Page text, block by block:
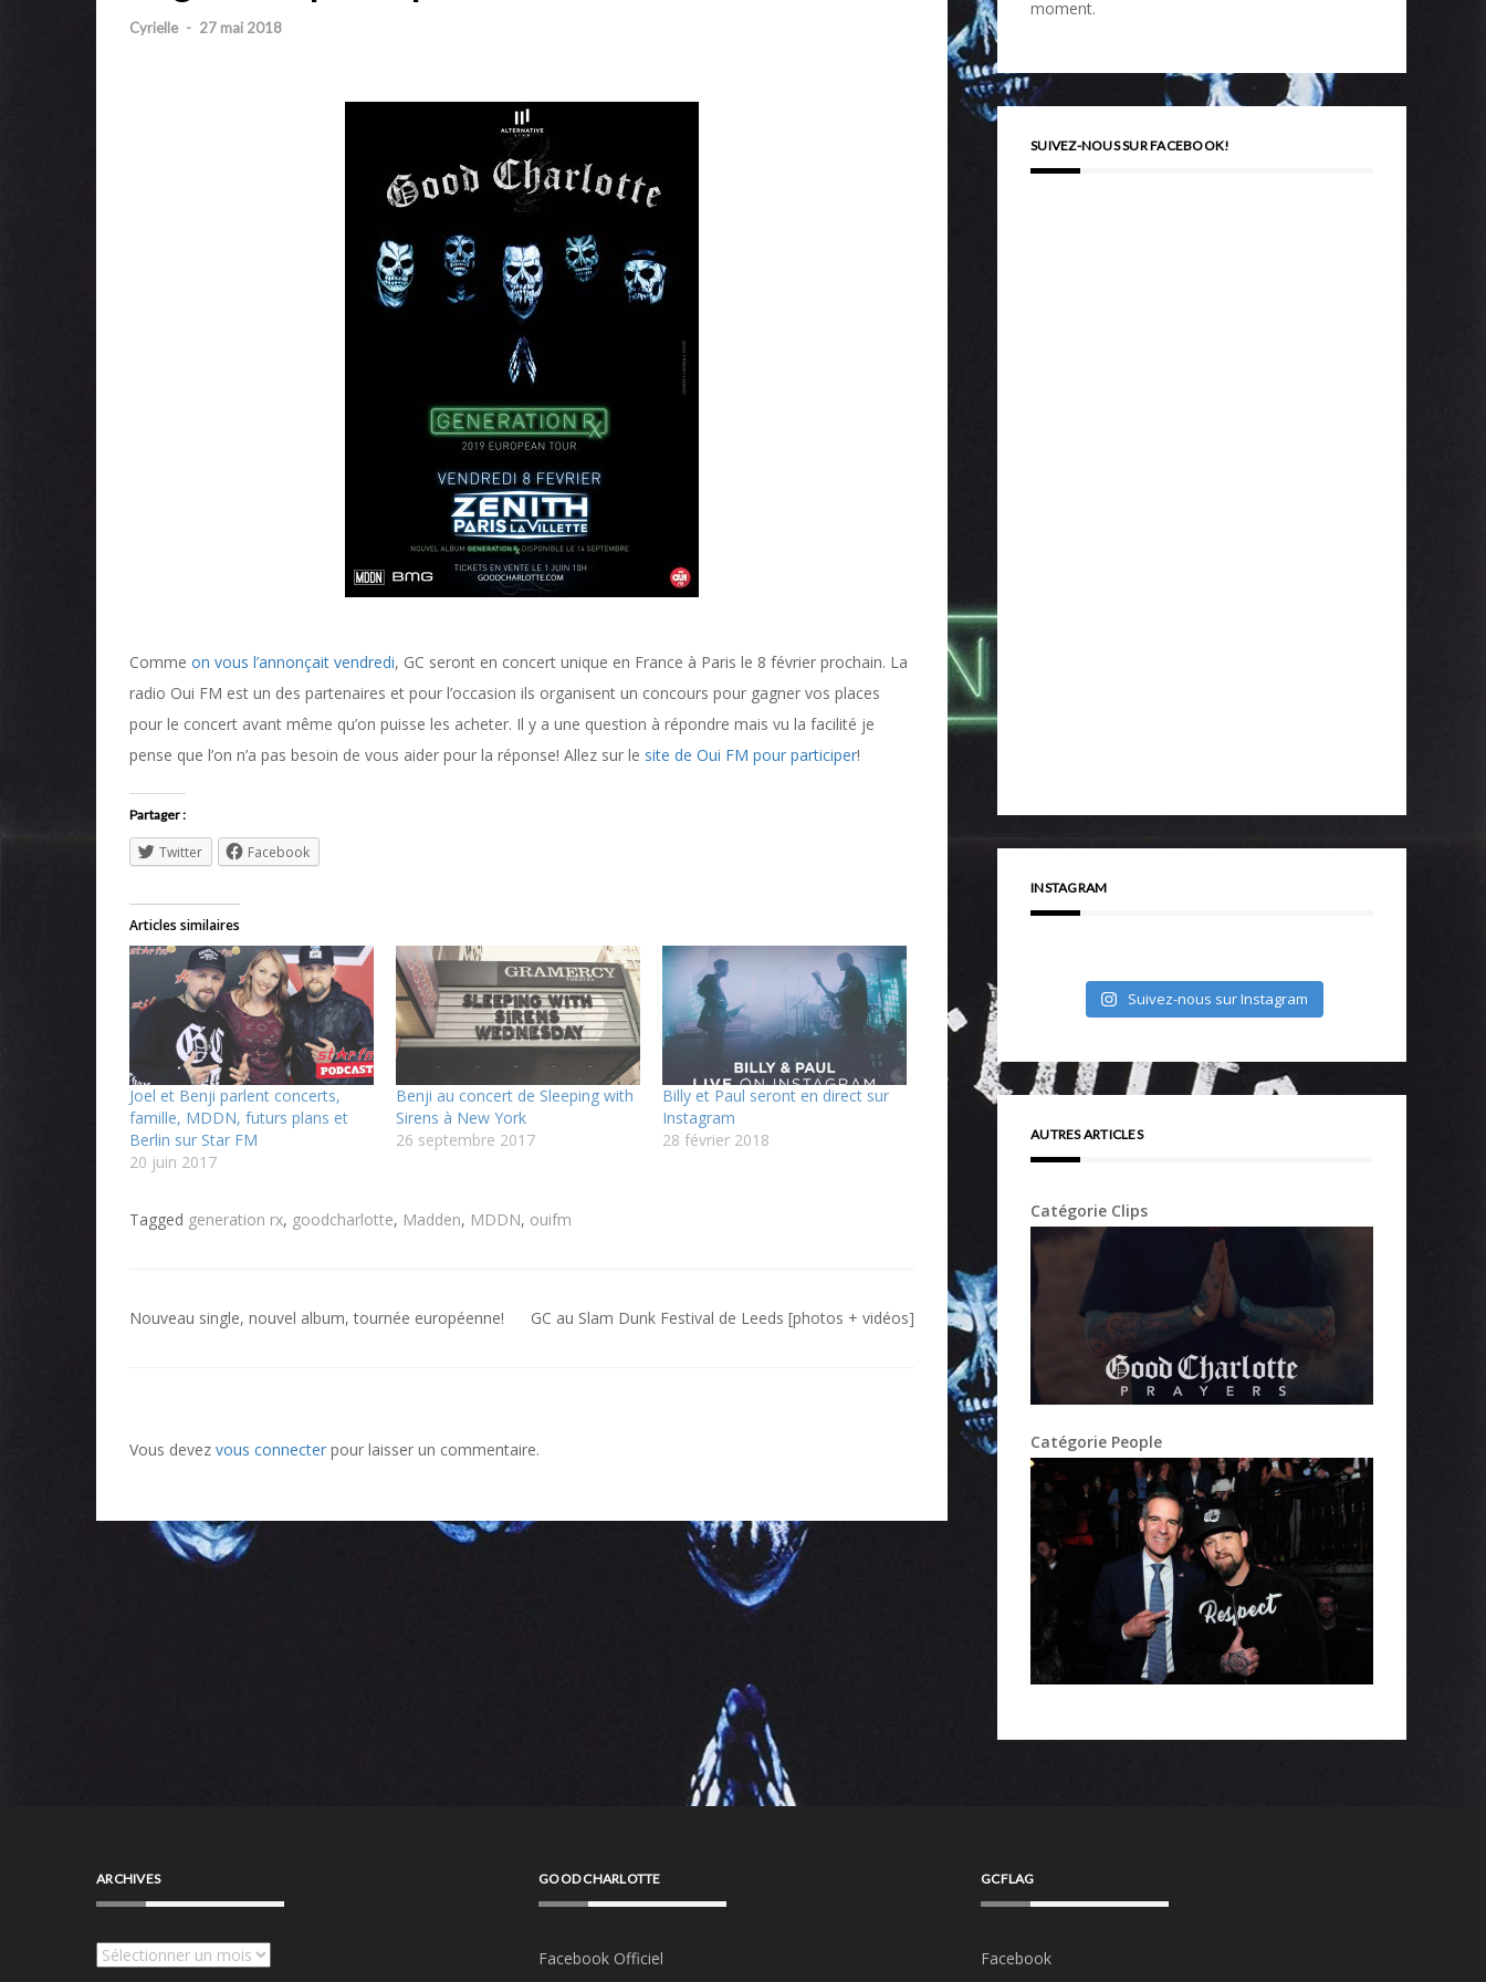
Cyrielle - 27 mai 2018
Comme on vous l’annonçait vendredi, GC seront en concert unique en France à Paris le 8 février prochain. La
radio Oui FM est un des partenaires et pour l’occasion ils organisent un concours pour gagner vos places
pour le concert avant même qu’on puisse les acheter. Il y a une question à répondre mais vu la facilité je
pense que l’on n’a pas besoin de vous aider pour la réponse! Allez sur le site de Oui FM pour participer!
Partager :
Twitter Facebook
Articles similaires
Joel et Benji parlent concerts,
famille, MDDN, futurs plans et
Berlin sur Star FM
20 juin 2017
Benji au concert de Sleeping with
Sirens à New York
26 septembre 2017
Billy et Paul seront en direct sur
Instagram
28 février 2018
Tagged generation rx, goodcharlotte, Madden, MDDN, ouifm
Navigation
Nouveau single, nouvel album, tournée européenne! GC au Slam Dunk Festival de Leeds [photos + vidéos]
Vous devez vous connecter pour laisser un commentaire.
moment.
SUIVEZ-NOUS SUR FACEBOOK!
INSTAGRAM
Suivez-nous sur Instagram
AUTRES ARTICLES
Catégorie Clips
Catégorie People
ARCHIVES
Archives
GOOD CHARLOTTE
Facebook Officiel
GCFLAG
Facebook